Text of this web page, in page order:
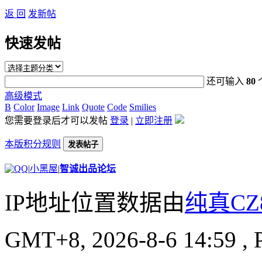
返 回 发新帖
快速发帖
还可输入80
高级模式
B Color Image Link Quote Code Smilies
您需要登录后才可以发帖 登录 | 立即注册
本版积分规则 发表帖子
|小黑屋|智诚出品论坛
IP地址位置数据由纯真
GMT+8, 2026-8-6 14:59 ,